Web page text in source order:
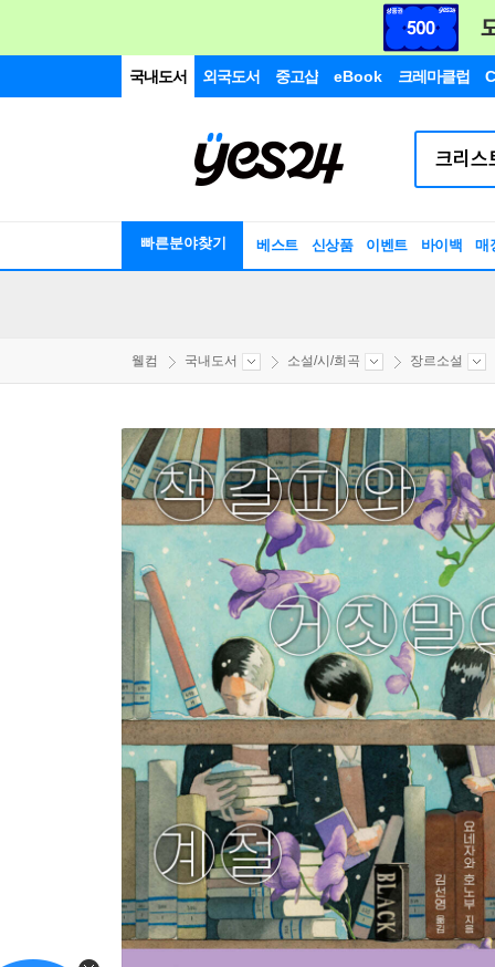
국내도서 외국도서 중고샵 eBook 크레마클럽
빠른분야찾기 베스트 신상품 이벤트 바이백 매
웰컴 국내도서 소설/시/희곡 장르소설